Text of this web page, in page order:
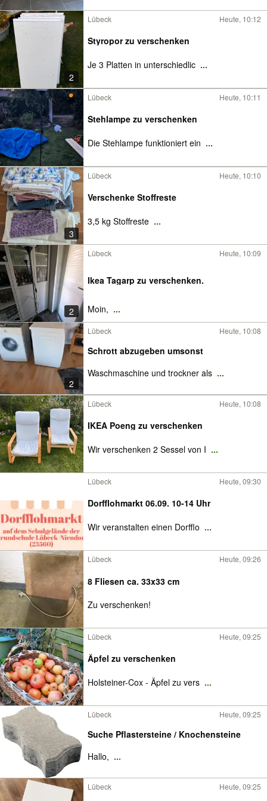
2
Lübeck Heute, 10:12
Styropor zu verschenken
Je 3 Platten in unterschiedlic ...
Lübeck Heute, 10:11
Stehlampe zu verschenken
Die Stehlampe funktioniert ein ...
3
Lübeck Heute, 10:10
Verschenke Stoffreste
3,5 kg Stoffreste ...
2
Lübeck Heute, 10:09
Ikea Tagarp zu verschenken.
Moin, ...
2
Lübeck Heute, 10:08
Schrott abzugeben umsonst
Waschmaschine und trockner als ...
Lübeck Heute, 10:08
IKEA Poeng zu verschenken
Wir verschenken 2 Sessel von I ...
Lübeck Heute, 09:30
Dorfflohmarkt 06.09. 10-14 Uhr
Wir veranstalten einen Dorfflo ...
Lübeck Heute, 09:26
8 Fliesen ca. 33x33 cm
Zu verschenken!
Lübeck Heute, 09:25
Äpfel zu verschenken
Holsteiner-Cox - Äpfel zu vers ...
Lübeck Heute, 09:25
Suche Pflastersteine / Knochensteine
Hallo, ...
Lübeck Heute, 09:25